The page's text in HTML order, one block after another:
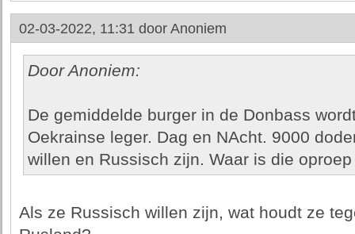
02-03-2022, 11:31 door Anoniem
Door Anoniem:
De gemiddelde burger in de Donbass
Oekrainse leger. Dag en NAcht. 9000
willen en Russisch zijn. Waar is die
Als ze Russisch willen zijn, wat houdt ze